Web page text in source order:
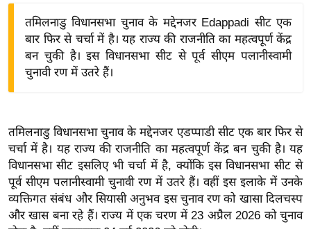
द्यो
त
वि
शे
ष
ज्ञ
रा
तमिलनाडु विधानसभा चुनाव के मद्देनजर Edappadi सीट एक
बार फिर से चर्चा में है। यह राज्य की राजनीति का महत्वपूर्ण केंद्र
बन चुकी है। इस विधानसभा सीट से पूर्व सीएम पलानीस्वामी
चुनावी रण में उतरे हैं।
तमिलनाडु विधानसभा चुनाव के मद्देनजर एडप्पाडी सीट एक बार फिर से
चर्चा में है। यह राज्य की राजनीति का महत्वपूर्ण केंद्र बन चुकी है। यह
विधानसभा सीट इसलिए भी चर्चा में है, क्योंकि इस विधानसभा सीट से
पूर्व सीएम पलानीस्वामी चुनावी रण में उतरे हैं। वहीं इस इलाके में उनके
व्यक्तिगत संबंध और सियासी अनुभव इस चुनाव रण को खासा दिलचस्प
और खास बना रहे हैं। राज्य में एक चरण में 23 अप्रैल 2026 को चुनाव